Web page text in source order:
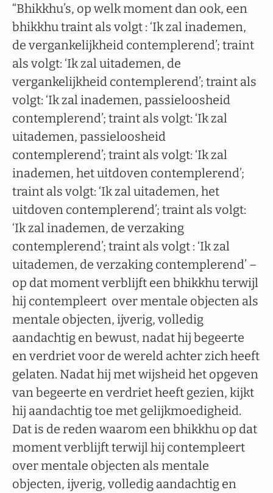
“Bhikkhu’s, op welk moment dan ook, een
bhikkhu traint als volgt : ‘Ik zal inademen,
de vergankelijkheid contemplerend’; traint
als volgt: ‘Ik zal uitademen, de
vergankelijkheid contemplerend’; traint als
volgt: ‘Ik zal inademen, passieloosheid
contemplerend’; traint als volgt: ‘Ik zal
uitademen, passieloosheid
contemplerend’; traint als volgt: ‘Ik zal
inademen, het uitdoven contemplerend’;
traint als volgt: ‘Ik zal uitademen, het
uitdoven contemplerend’; traint als volgt:
‘Ik zal inademen, de verzaking
contemplerend’; traint als volgt : ‘Ik zal
uitademen, de verzaking contemplerend’ –
op dat moment verblijft een bhikkhu terwijl
hij contempleert over mentale objecten als
mentale objecten, ijverig, volledig
aandachtig en bewust, nadat hij begeerte
en verdriet voor de wereld achter zich heeft
gelaten. Nadat hij met wijsheid het opgeven
van begeerte en verdriet heeft gezien, kijkt
hij aandachtig toe met gelijkmoedigheid.
Dat is de reden waarom een bhikkhu op dat
moment verblijft terwijl hij contempleert
over mentale objecten als mentale
objecten, ijverig, volledig aandachtig en